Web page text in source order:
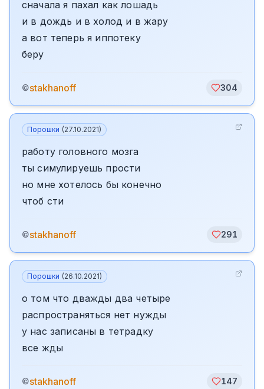
сначала я пахал как лошадь
и в дождь и в холод и в жару
а вот теперь я иппотеку
беру
©stakhanoff 304
Порошки (27.10.2021)
работу головного мозга
ты симулируешь прости
но мне хотелось бы конечно
чтоб сти
©stakhanoff 291
Порошки (26.10.2021)
о том что дважды два четыре
распространяться нет нужды
у нас записаны в тетрадку
все жды
©stakhanoff 147